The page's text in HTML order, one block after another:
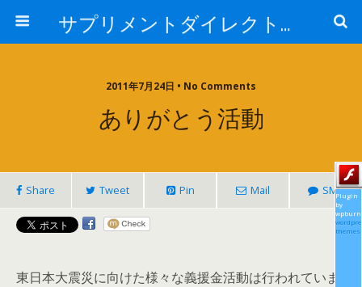
サプリメントダイレクトブログ
2011年7月24日 • No Comments
ありがとう活動
Share Tweet Pin Mail SMS
東日本大震災に向けた様々な義援金活動は行われていま
Plugin
by
themes